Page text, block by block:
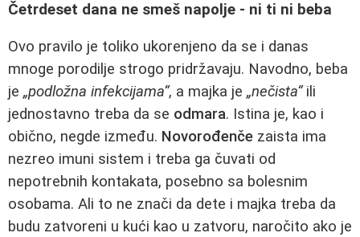
Četrdeset dana ne smeš napolje - ni ti ni beba
Ovo pravilo je toliko ukorenjeno da se i danas
mnoge porodilje strogo pridržavaju. Navodno, beba
je „podložna infekcijama“, a majka je „nečista“ili
jednostavno treba da se odmara. Istina je, kao i
obično, negde između. Novorođenče zaista ima
nezreo imuni sistem i treba ga čuvati od
nepotrebnih kontakata, posebno sa bolesnim
osobama. Ali to ne znači da dete i majka treba da
budu zatvoreni u kući kao u zatvoru, naročito ako je